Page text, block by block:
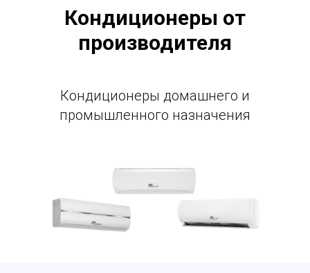
Кондиционеры от
производителя
Кондиционеры домашнего и
промышленного назначения